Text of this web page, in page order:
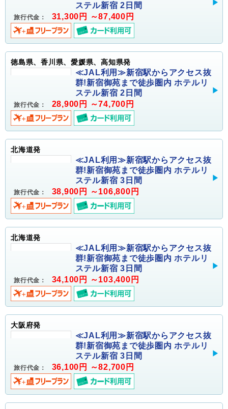
ステル新宿 2日間
旅行代金： 31,300円 ～87,400円
徳島県、香川県、愛媛県、高知県発
≪JAL利用≫新宿駅からアクセス抜
群!新宿御苑まで徒歩圏内 ホテルリ
ステル新宿 2日間
旅行代金： 28,900円 ～74,700円
北海道発
≪JAL利用≫新宿駅からアクセス抜
群!新宿御苑まで徒歩圏内 ホテルリ
ステル新宿 3日間
旅行代金： 38,900円 ～106,800円
北海道発
≪JAL利用≫新宿駅からアクセス抜
群!新宿御苑まで徒歩圏内 ホテルリ
ステル新宿 3日間
旅行代金： 34,100円 ～103,400円
大阪府発
≪JAL利用≫新宿駅からアクセス抜
群!新宿御苑まで徒歩圏内 ホテルリ
ステル新宿 3日間
旅行代金： 36,100円 ～82,700円